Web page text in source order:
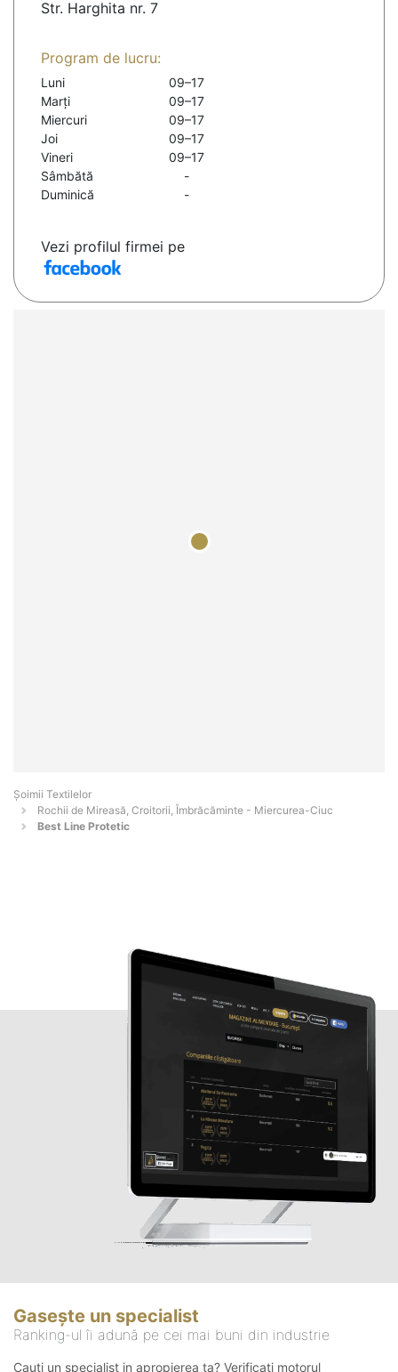
Str. Harghita nr. 7
Program de lucru:
Luni
09–17
Marți
09–17
Miercuri
09–17
Joi
09–17
Vineri
09–17
Sâmbătă
-
Duminică
-
Vezi profilul firmei pe
Șoimii Textilelor
Rochii de Mireasă, Croitorii, Îmbrăcăminte - Miercurea-Ciuc
Best Line Protetic
Gasește un specialist
Ranking-ul îi adună pe cei mai buni din industrie
Cauți un specialist in apropierea ta? Verificați motorul